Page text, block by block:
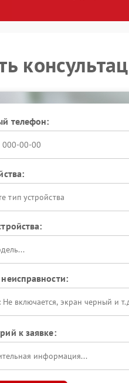
телефон:
тип устройства
к заявке: